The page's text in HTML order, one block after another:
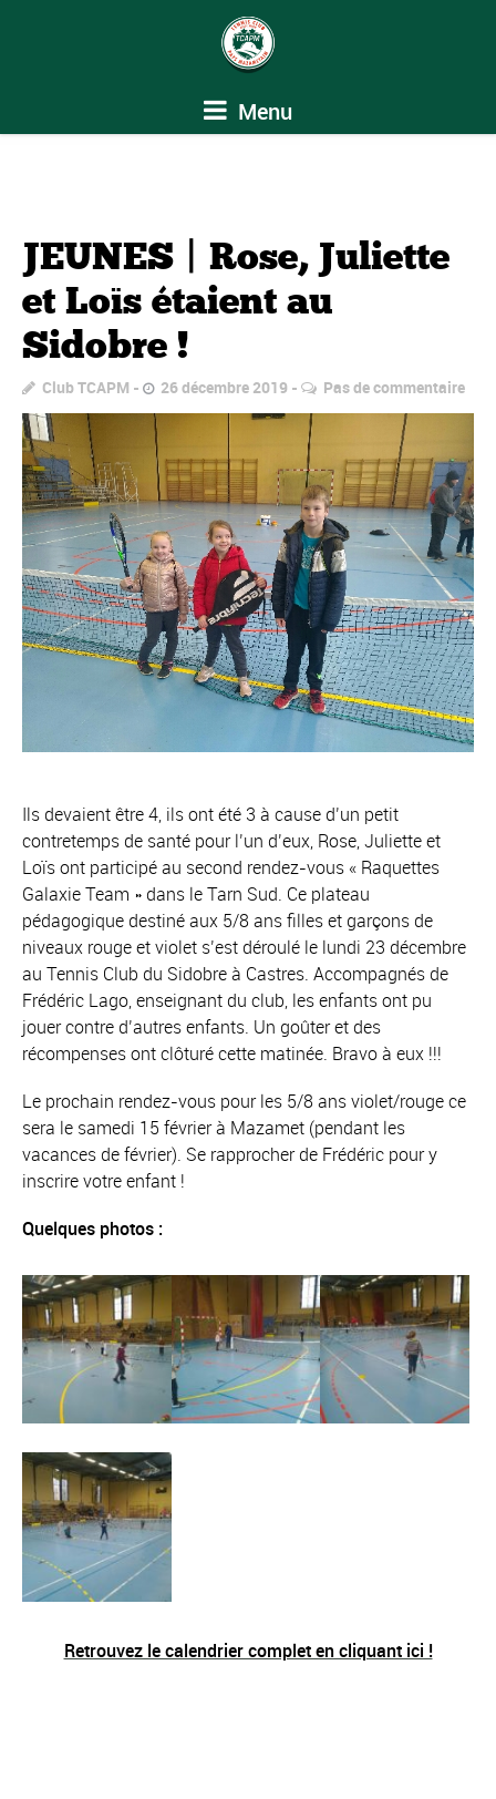
Menu
JEUNES | Rose, Juliette
et Loïs étaient au
Sidobre !
Club TCAPM 26 décembre 2019 Pas de commentaire
Ils devaient être 4, ils ont été 3 à cause d’un petit
contretemps de santé pour l’un d’eux, Rose, Juliette et
Loïs ont participé au second rendez-vous « Raquettes
Galaxie Team » dans le Tarn Sud. Ce plateau
pédagogique destiné aux 5/8 ans filles et garçons de
niveaux rouge et violet s’est déroulé le lundi 23 décembre
au Tennis Club du Sidobre à Castres. Accompagnés de
Frédéric Lago, enseignant du club, les enfants ont pu
jouer contre d’autres enfants. Un goûter et des
récompenses ont clôturé cette matinée. Bravo à eux !!!
Le prochain rendez-vous pour les 5/8 ans violet/rouge ce
sera le samedi 15 février à Mazamet (pendant les
vacances de février). Se rapprocher de Frédéric pour y
inscrire votre enfant !
Quelques photos :
Retrouvez le calendrier complet en cliquant ici !